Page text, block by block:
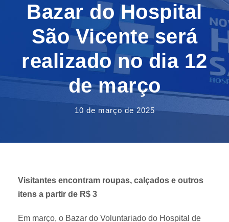
Bazar do Hospital
São Vicente será
realizado no dia 12
de março
10 de março de 2025
Visitantes encontram roupas, calçados e outros
itens a partir de R$ 3
Em março, o Bazar do Voluntariado do Hospital de